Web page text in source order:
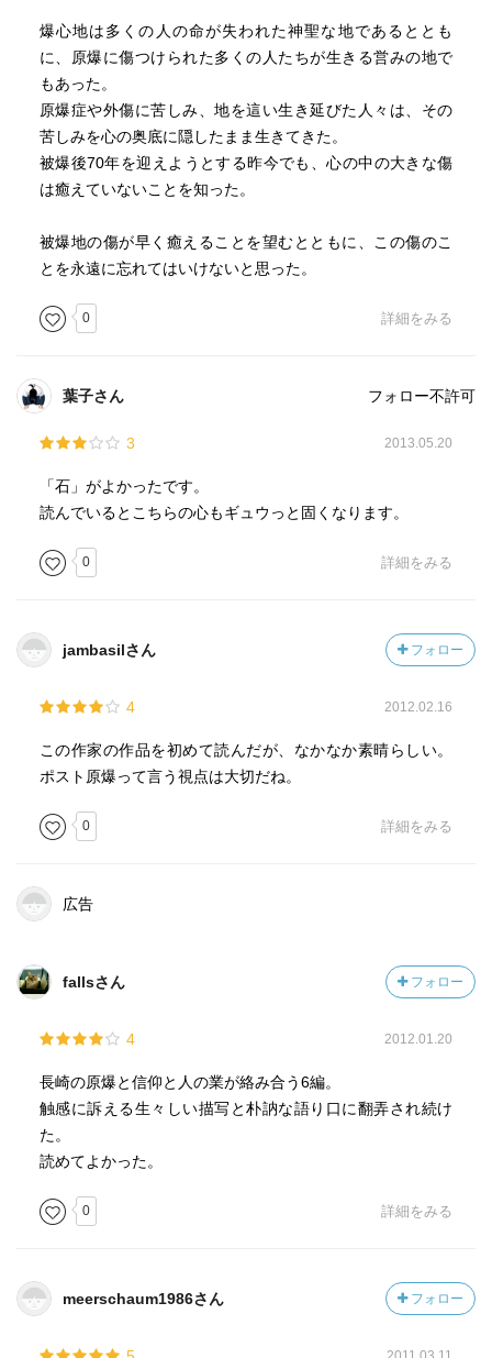
爆心地は多くの人の命が失われた神聖な地であるととも
に、原爆に傷つけられた多くの人たちが生きる営みの地で
もあった。
原爆症や外傷に苦しみ、地を這い生き延びた人々は、その
苦しみを心の奥底に隠したまま生きてきた。
被爆後70年を迎えようとする昨今でも、心の中の大きな傷
は癒えていないことを知った。
被爆地の傷が早く癒えることを望むとともに、この傷のこ
とを永遠に忘れてはいけないと思った。
0 詳細をみる
葉子さん フォロー不許可
3 2013.05.20
「石」がよかったです。
読んでいるとこちらの心もギュウっと固くなります。
0 詳細をみる
jambasilさん フォロー
4 2012.02.16
この作家の作品を初めて読んだが、なかなか素晴らしい。
ポスト原爆って言う視点は大切だね。
0 詳細をみる
広告
fallsさん フォロー
4 2012.01.20
長崎の原爆と信仰と人の業が絡み合う6編。
触感に訴える生々しい描写と朴訥な語り口に翻弄され続け
た。
読めてよかった。
0 詳細をみる
meerschaum1986さん フォロー